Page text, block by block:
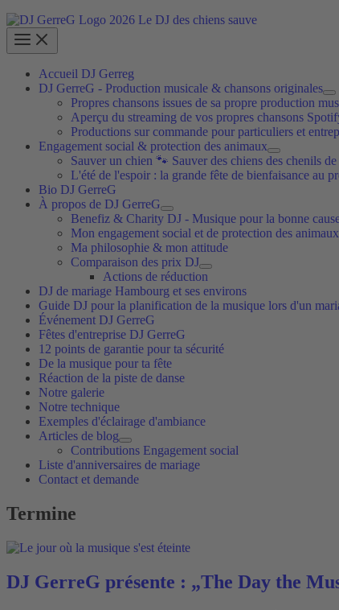
Accueil DJ Gerreg
DJ GerreG - Production musicale & chansons originales
Propres chansons issues de sa propre production
Aperçu du streaming de vos propres chansons
Productions sur commande pour particuliers et
Engagement social & protection des animaux
Sauver un chien 🐾 Sauver des chiens des chenils
L'été de l'espoir : la grande fête de bienfaisance au
Bio DJ GerreG
À propos de DJ GerreG
Benefiz & Charity DJ - Musique pour la bonne
Mon engagement social et de protection des animaux
Ma philosophie & mon attitude
Comparaison des prix DJ
Actions de réduction
DJ de mariage Hambourg et ses environs
Guide DJ pour la planification de la musique lors d'un
Événement DJ GerreG
Fêtes d'entreprise DJ GerreG
12 points de garantie pour ta sécurité
De la musique pour ta fête
Réaction de la piste de danse
Notre galerie
Notre technique
Exemples d'éclairage d'ambiance
Articles de blog
Contributions Engagement social
Liste d'anniversaires de mariage
Contact et demande
Termine
DJ GerreG présente : „The Day the